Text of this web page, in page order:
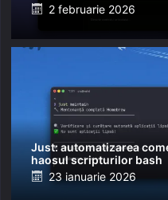
Posted
2 februarie 2026
Just: automatizarea
haosul scripturilor bash
Posted
23 ianuarie 2026